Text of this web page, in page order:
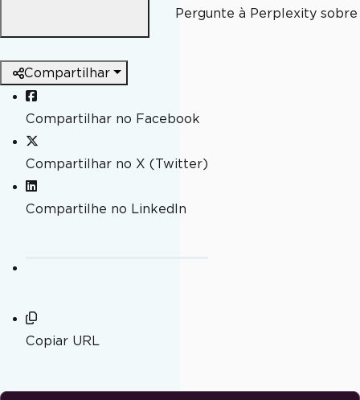
Pergunte à Perplexity sobre
Compartilhar
Compartilhar no Facebook
Compartilhar no X (Twitter)
Compartilhe no LinkedIn
Copiar URL